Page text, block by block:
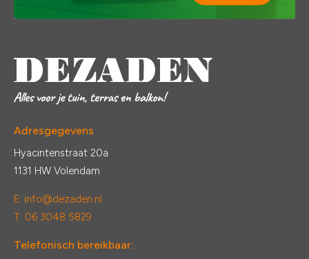
Adresgegevens
Hyacintenstraat 20a
1131 HW Volendam
E: info@dezaden.nl
T: 06 3048 5829
Telefonisch bereikbaar: